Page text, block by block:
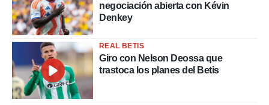
negociación abierta con Kévin
Denkey
REAL BETIS
Giro con Nelson Deossa que
trastoca los planes del Betis